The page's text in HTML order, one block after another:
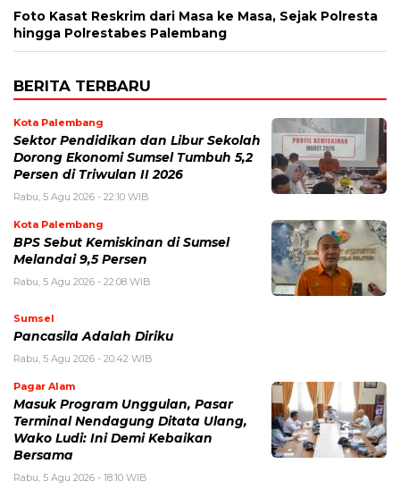
Foto Kasat Reskrim dari Masa ke Masa, Sejak Polresta
hingga Polrestabes Palembang
BERITA TERBARU
Kota Palembang
Sektor Pendidikan dan Libur Sekolah
Dorong Ekonomi Sumsel Tumbuh 5,2
Persen di Triwulan II 2026
Rabu, 5 Agu 2026 - 22:10 WIB
Kota Palembang
BPS Sebut Kemiskinan di Sumsel
Melandai 9,5 Persen
Rabu, 5 Agu 2026 - 22:08 WIB
Sumsel
Pancasila Adalah Diriku
Rabu, 5 Agu 2026 - 20:42 WIB
Pagar Alam
Masuk Program Unggulan, Pasar
Terminal Nendagung Ditata Ulang,
Wako Ludi: Ini Demi Kebaikan
Bersama
Rabu, 5 Agu 2026 - 18:10 WIB